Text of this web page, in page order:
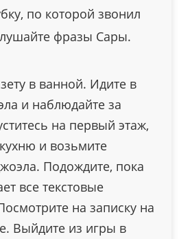
по которой звонил
фразы Сары.
в ванной. Идите в
и наблюдайте за
на первый этаж,
и возьмите
Подождите, пока
все текстовые
на записку на
Выйдите из игры в